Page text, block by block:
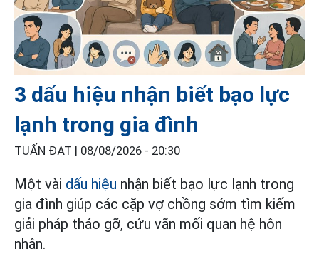
3 dấu hiệu nhận biết bạo lực
lạnh trong gia đình
TUẤN ĐẠT | 08/08/2026 - 20:30
Một vài dấu hiệu nhận biết bạo lực lạnh trong
gia đình giúp các cặp vợ chồng sớm tìm kiếm
giải pháp tháo gỡ, cứu vãn mối quan hệ hôn
nhân.